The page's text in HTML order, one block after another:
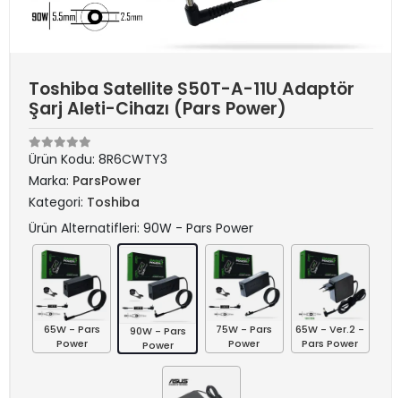
Toshiba Satellite S50T-A-11U Adaptör
Şarj Aleti-Cihazı (Pars Power)
Ürün Kodu: 8R6CWTY3
Marka: ParsPower
Kategori: Toshiba
Ürün Alternatifleri: 90W - Pars Power
65W - Pars
Power
90W - Pars
Power
75W - Pars
Power
65W - Ver.2 -
Pars Power